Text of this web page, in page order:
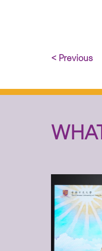
< Previous